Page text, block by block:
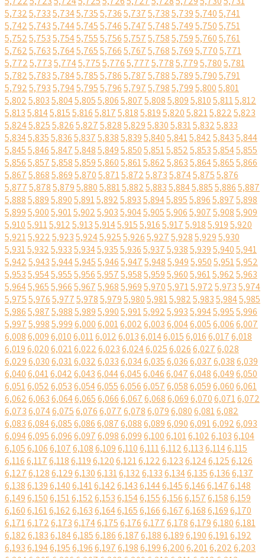
5,7325,7335,7345,7355,7365,7375,7385,7395,7405,741
5,7425,7435,7445,7455,7465,7475,7485,7495,7505,751
5,7525,7535,7545,7555,7565,7575,7585,7595,7605,761
5,7625,7635,7645,7655,7665,7675,7685,7695,7705,771
5,7725,7735,7745,7755,7765,7775,7785,7795,7805,781
5,7825,7835,7845,7855,7865,7875,7885,7895,7905,791
5,7925,7935,7945,7955,7965,7975,7985,7995,8005,801
5,8025,8035,8045,8055,8065,8075,8085,8095,8105,8115,812
5,8135,8145,8155,8165,8175,8185,8195,8205,8215,8225,823
5,8245,8255,8265,8275,8285,8295,8305,8315,8325,833
5,8345,8355,8365,8375,8385,8395,8405,8415,8425,8435,844
5,8455,8465,8475,8485,8495,8505,8515,8525,8535,8545,855
5,8565,8575,8585,8595,8605,8615,8625,8635,8645,8655,866
5,8675,8685,8695,8705,8715,8725,8735,8745,8755,876
5,8775,8785,8795,8805,8815,8825,8835,8845,8855,8865,887
5,8885,8895,8905,8915,8925,8935,8945,8955,8965,8975,898
5,8995,9005,9015,9025,9035,9045,9055,9065,9075,9085,909
5,9105,9115,9125,9135,9145,9155,9165,9175,9185,9195,920
5,9215,9225,9235,9245,9255,9265,9275,9285,9295,930
5,9315,9325,9335,9345,9355,9365,9375,9385,9395,9405,941
5,9425,9435,9445,9455,9465,9475,9485,9495,9505,9515,952
5,9535,9545,9555,9565,9575,9585,9595,9605,9615,9625,963
5,9645,9655,9665,9675,9685,9695,9705,9715,9725,9735,974
5,9755,9765,9775,9785,9795,9805,9815,9825,9835,9845,985
5,9865,9875,9885,9895,9905,9915,9925,9935,9945,9955,996
5,9975,9985,9996,0006,0016,0026,0036,0046,0056,0066,007
6,0086,0096,0106,0116,0126,0136,0146,0156,0166,0176,018
6,0196,0206,0216,0226,0236,0246,0256,0266,0276,028
6,0296,0306,0316,0326,0336,0346,0356,0366,0376,0386,039
6,0406,0416,0426,0436,0446,0456,0466,0476,0486,0496,050
6,0516,0526,0536,0546,0556,0566,0576,0586,0596,0606,061
6,0626,0636,0646,0656,0666,0676,0686,0696,0706,0716,072
6,0736,0746,0756,0766,0776,0786,0796,0806,0816,082
6,0836,0846,0856,0866,0876,0886,0896,0906,0916,0926,093
6,0946,0956,0966,0976,0986,0996,1006,1016,1026,1036,104
6,1056,1066,1076,1086,1096,1106,1116,1126,1136,1146,115
6,1166,1176,1186,1196,1206,1216,1226,1236,1246,1256,126
6,1276,1286,1296,1306,1316,1326,1336,1346,1356,1366,137
6,1386,1396,1406,1416,1426,1436,1446,1456,1466,1476,148
6,1496,1506,1516,1526,1536,1546,1556,1566,1576,1586,159
6,1606,1616,1626,1636,1646,1656,1666,1676,1686,1696,170
6,1716,1726,1736,1746,1756,1766,1776,1786,1796,1806,181
6,1826,1836,1846,1856,1866,1876,1886,1896,1906,1916,192
6,1936,1946,1956,1966,1976,1986,1996,2006,2016,2026,203